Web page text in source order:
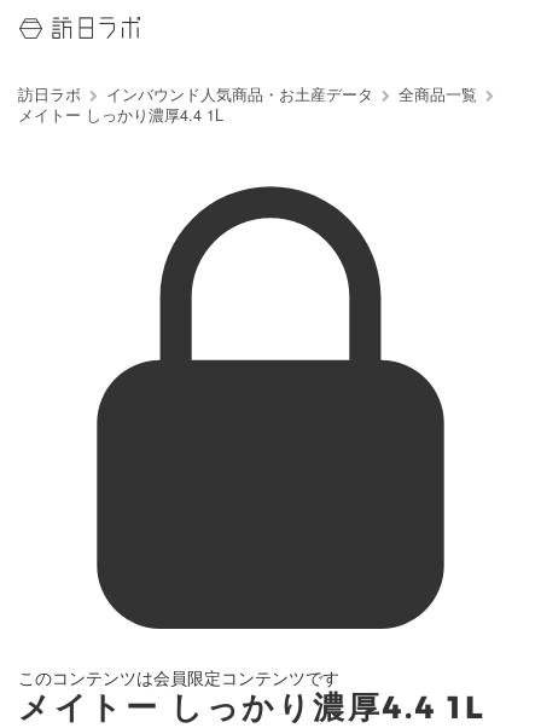
訪日ラボ インバウンド人気商品・お土産データ
全商品一覧
メイトー しっかり濃厚4.4 1L
このコンテンツは会員限定コンテンツです
メイトー しっかり濃厚4.4 1L